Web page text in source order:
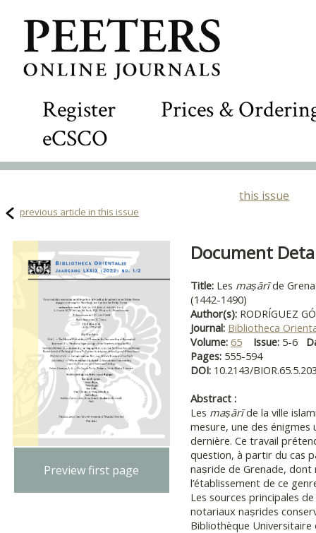
Register
Prices &
eCSCO
this issue
previous article in this issue
Preview first page
Document
Title: Les maṣārīde
(1442-1490)
Author(s): RODRÍGUEZ
Journal: Bibliotheca
Volume: 65 Issue: 5-6
Pages: 555-594
DOI: 10.2143/
Abstract :
Les maṣārīde la ville
mesure, une des
dernière. Ce travail
question, à partir du cas
naṣride de Grenade, dont
l’établissement de ce
Les sources principales
notariaux naṣrides
Bibliothèque Universitaire